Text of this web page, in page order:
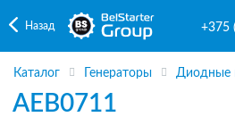
Назад +375
Каталог Генераторы Диодные
AEB0711